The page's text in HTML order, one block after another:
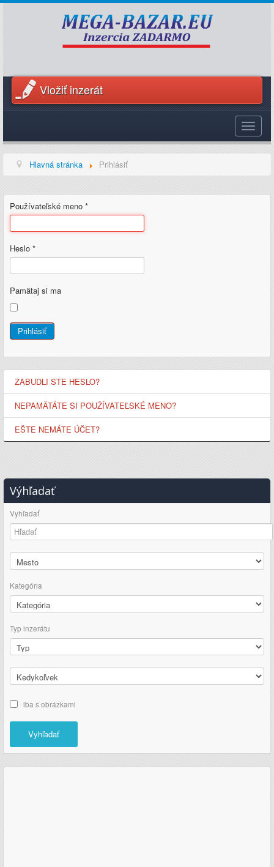
Vložiť inzerát
Toggle
Hlavná stránka Prihlásiť
Používateľské meno *
Heslo *
Pamätaj si ma
Prihlásiť
ZABUDLI STE HESLO?
NEPAMÄTÁTE SI POUŽÍVATEĽSKÉ MENO?
EŠTE NEMÁTE ÚČET?
Výhľadať
Vyhľadať
Kategória
Typ inzerátu
iba s obrázkami
Vyhľadať